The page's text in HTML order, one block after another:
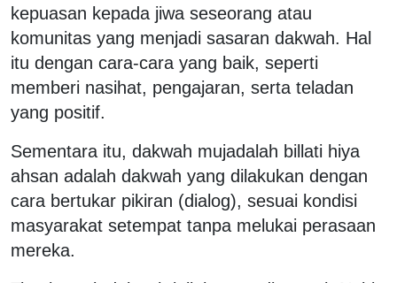
kepuasan kepada jiwa seseorang atau
komunitas yang menjadi sasaran dakwah. Hal
itu dengan cara-cara yang baik, seperti
memberi nasihat, pengajaran, serta teladan
yang positif.
Sementara itu, dakwah mujadalah billati hiya
ahsan adalah dakwah yang dilakukan dengan
cara bertukar pikiran (dialog), sesuai kondisi
masyarakat setempat tanpa melukai perasaan
mereka.